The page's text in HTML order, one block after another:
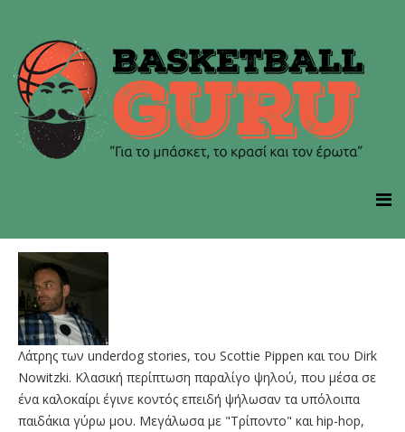
Λάτρης των underdog stories, του Scottie Pippen και του Dirk
Nowitzki. Kλασική περίπτωση παραλίγο ψηλού, που μέσα σε
ένα καλοκαίρι έγινε κοντός επειδή ψήλωσαν τα υπόλοιπα
παιδάκια γύρω μου. Μεγάλωσα με "Τρίποντο" και hip-hop,